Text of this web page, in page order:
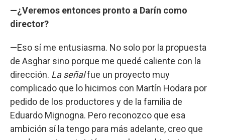
—¿Veremos entonces pronto a Darín como
director?
—Eso sí me entusiasma. No solo por la propuesta
de Asghar sino porque me quedé caliente con la
dirección. La señalfue un proyecto muy
complicado que lo hicimos con Martín Hodara por
pedido de los productores y de la familia de
Eduardo Mignogna. Pero reconozco que esa
ambición sí la tengo para más adelante, creo que